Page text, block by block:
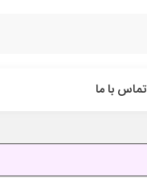
تماس با ما